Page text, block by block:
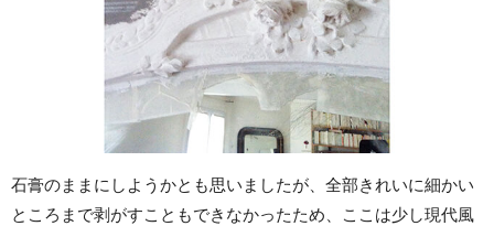
石膏のままにしようかとも思いましたが、全部きれいに細かい
ところまで剥がすこともできなかったため、ここは少し現代風